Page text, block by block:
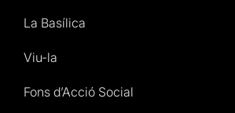
La Basílica
Viu-la
Fons d’Acció Social